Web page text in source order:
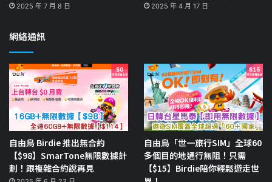
2025 年 7 月 8 日 2025 年 4 月 17 日
網絡通訊
自由鳥 Birdie 推出無合約
【$98】SmarTone無限數據計
劃！跟複雜合約說再見
自由鳥「世一旅行SIM」全球60
多個目的地通行無阻！只需
【$15】Birdie陪你輕鬆遊走世